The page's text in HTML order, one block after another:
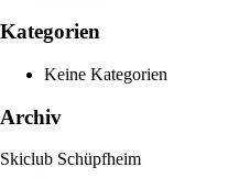
Kategorien
Keine Kategorien
Archiv
Skiclub Schüpfheim